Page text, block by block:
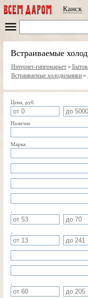
Канск
Встраиваемые
Интернет-гипермаркет»
Встраиваемые холодильники»
Цена, руб
Наличие
Марка